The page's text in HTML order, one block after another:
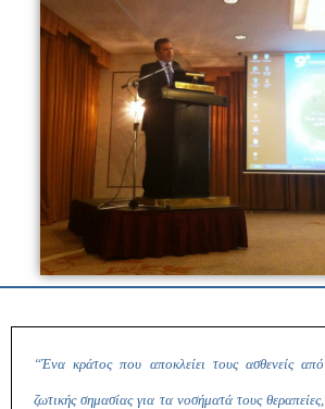
“Ένα κράτος που αποκλείει τους ασθενείς από
ζωτικής σημασίας για τα νοσήματά τους θεραπείες,